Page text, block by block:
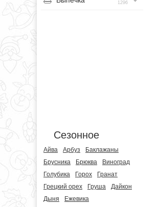
1296
Сезонное
Айва Арбуз
Баклажаны
Брусника
Брюква
Виноград
Голубика
Горох
Гранат
Грецкий орех
Груша
Дайкон
Дыня
Ежевика